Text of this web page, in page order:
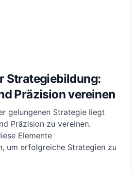
Strategiebildung:
Präzision vereinen
gelungenen Strategie liegt
Präzision zu vereinen.
Elemente
um erfolgreiche Strategien zu